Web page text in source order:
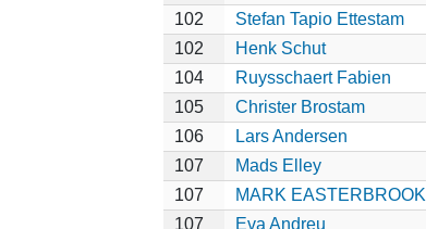
102
Stefan Tapio Ettestam
102
Henk Schut
104
Ruysschaert Fabien
105
Christer Brostam
106
Lars Andersen
107
Mads Elley
107
MARK EASTERBROOK
107
Eva Andreu